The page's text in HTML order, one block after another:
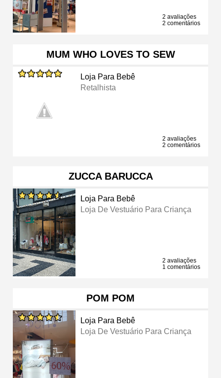
2 avaliações
2 comentários
MUM WHO LOVES TO SEW
Loja Para Bebê
Retalhista
2 avaliações
2 comentários
ZUCCA BARUCCA
Loja Para Bebê
Loja De Vestuário Para Criança
2 avaliações
1 comentários
POM POM
Loja Para Bebê
Loja De Vestuário Para Criança